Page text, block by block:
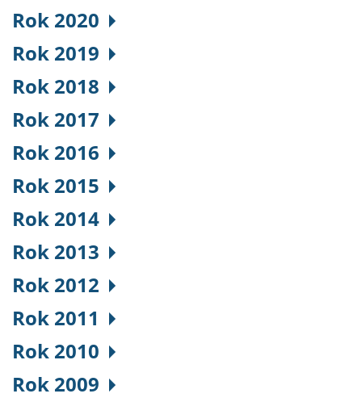
Rok 2020
Rok 2019
Rok 2018
Rok 2017
Rok 2016
Rok 2015
Rok 2014
Rok 2013
Rok 2012
Rok 2011
Rok 2010
Rok 2009